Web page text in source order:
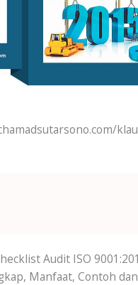
Audit ISO
Manfaat, Contoh